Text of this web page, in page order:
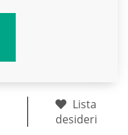
Lista
desideri